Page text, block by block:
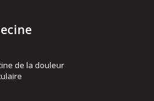
de la douleur